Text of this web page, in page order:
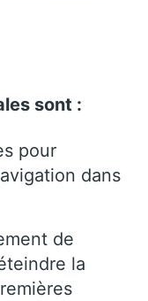
sont :
pour
dans
de
la